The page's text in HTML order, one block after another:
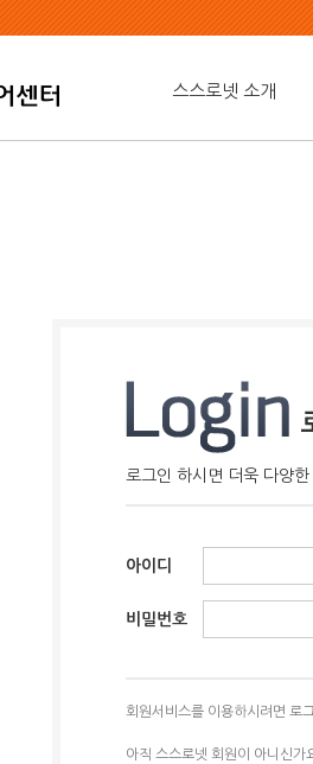
스스로넷 소개
로그인 하시면 더욱 다양
아이디
비밀번호
회원서비스를 이용하시려면 로
아직 스스로넷 회원이 아니신가